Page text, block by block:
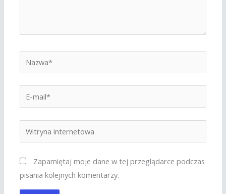
mail*
internetowa
Zapamiętaj moje dane w tej przeglądarce podczas
pisania kolejnych komentarzy.